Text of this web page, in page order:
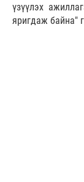
үзүүлэх
яригдаж байна"